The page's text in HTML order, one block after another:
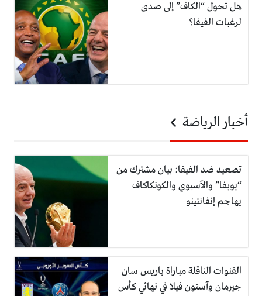
هل تحول “الكاف” إلى صدى
لرغبات الفيفا؟
أخبار الرياضة
تصعيد ضد الفيفا: بيان مشترك من
“يويفا” والآسيوي والكونكاكاف
يهاجم إنفانتينو
القنوات الناقلة مباراة باريس سان
جيرمان وآستون فيلا في نهائي كأس